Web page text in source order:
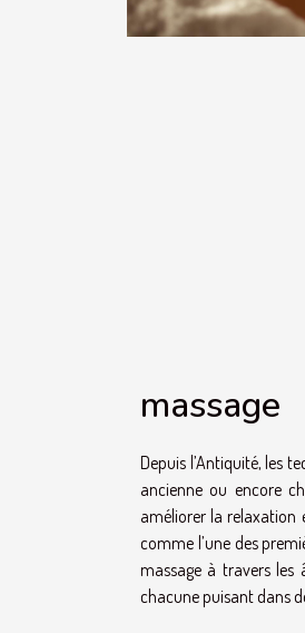
massage
Depuis l’Antiquité, les
ancienne ou encore
améliorer la relaxation
comme l’une des
massage à travers les
chacune puisant dans